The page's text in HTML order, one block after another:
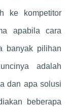
ke kompetitor
apabila cara
banyak pilihan
adalah
dan apa solusi
beberapa